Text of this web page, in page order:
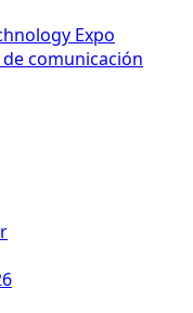
Expo
comunicación